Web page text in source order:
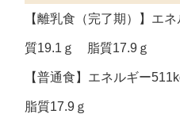
【離乳食（完了期）】エ
質19.1ｇ 脂質17.9ｇ
【普通食】エネルギー
脂質17.9ｇ